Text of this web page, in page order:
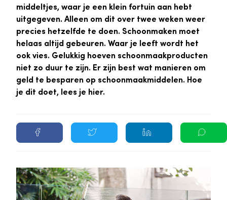
middeltjes, waar je een klein fortuin aan hebt
uitgegeven. Alleen om dit over twee weken weer
precies hetzelfde te doen. Schoonmaken moet
helaas altijd gebeuren. Waar je leeft wordt het
ook vies. Gelukkig hoeven schoonmaakproducten
niet zo duur te zijn. Er zijn best wat manieren om
geld te besparen op schoonmaakmiddelen. Hoe
je dit doet, lees je hier.